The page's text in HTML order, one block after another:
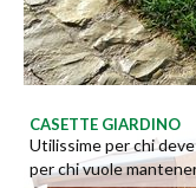
CASETTE GIARDINO
Utilissime per chi
per chi vuole